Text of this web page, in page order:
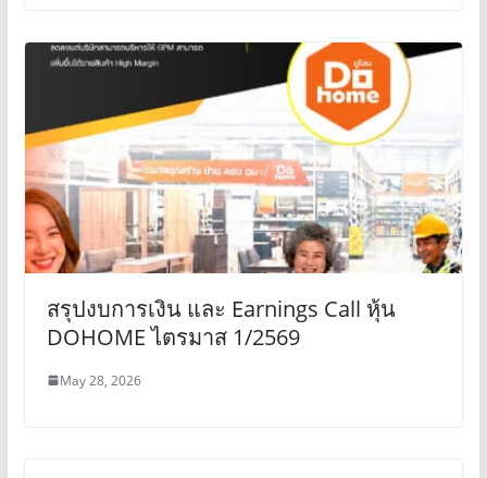
สรุปงบการเงิน และ Earnings Call หุ้น
DOHOME ไตรมาส 1/2569
May 28, 2026